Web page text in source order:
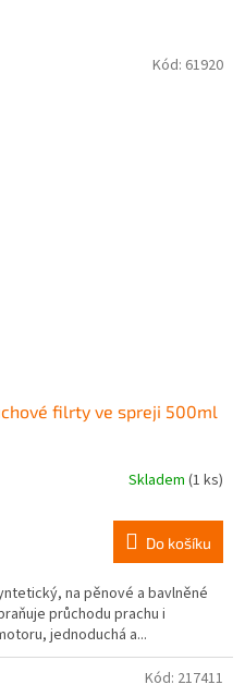
filrty ve spreji 500ml
Skladem (1 ks)
Do košíku
na pěnové a bavlněné
průchodu prachu i
jednoduchá a...
Kód: 61920
Kód: 217411